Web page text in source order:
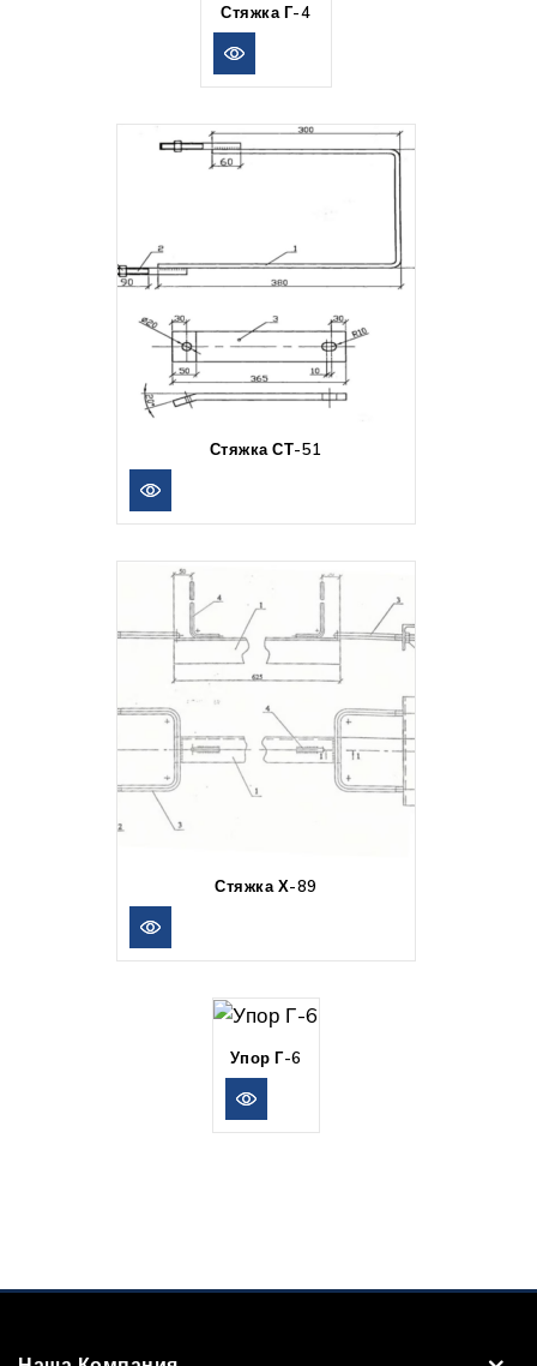
Стяжка Г-4
Стяжка СТ-51
Стяжка Х-89
Упор Г-6